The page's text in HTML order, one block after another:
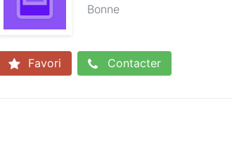
Bonne
Favori Contacter